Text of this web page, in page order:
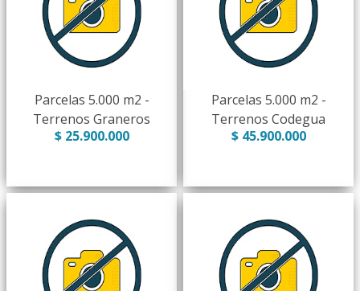
Parcelas 5.000 m2 -
Terrenos Graneros
$ 25.900.000
Parcelas 5.000 m2 -
Terrenos Codegua
$ 45.900.000